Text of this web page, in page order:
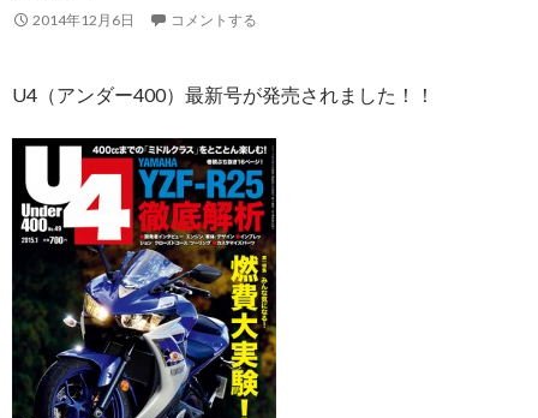
2014年12月6日 コメントする
U4（アンダー400）最新号が発売されました！！